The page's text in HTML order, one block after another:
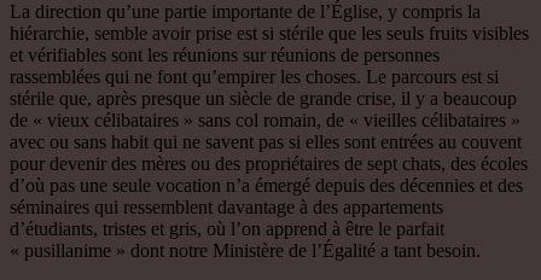
La direction qu’une partie importante de l’Église, y compris la
hiérarchie, semble avoir prise est si stérile que les seuls fruits visibles
et vérifiables sont les réunions sur réunions de personnes
rassemblées qui ne font qu’empirer les choses. Le parcours est si
stérile que, après presque un siècle de grande crise, il y a beaucoup
de « vieux célibataires » sans col romain, de « vieilles célibataires »
avec ou sans habit qui ne savent pas si elles sont entrées au couvent
pour devenir des mères ou des propriétaires de sept chats, des écoles
d’où pas une seule vocation n’a émergé depuis des décennies et des
séminaires qui ressemblent davantage à des appartements
d’étudiants, tristes et gris, où l’on apprend à être le parfait
« pusillanime » dont notre Ministère de l’Égalité a tant besoin.